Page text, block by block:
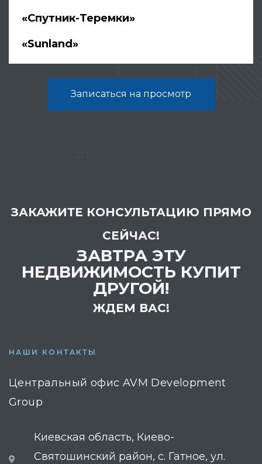
«Спутник-Теремки»
«Sunland»
Записаться на просмотр
ЗАКАЖИТЕ КОНСУЛЬТАЦИЮ ПРЯМО
СЕЙЧАС!
ЗАВТРА ЭТУ
НЕДВИЖИМОСТЬ КУПИТ
ДРУГОЙ!
ЖДЕМ ВАС!
НАШИ КОНТАКТЫ
Центральный офис AVM Development
Group
Киевская область, Киево-
Святошинский район, с. Гатное, ул.